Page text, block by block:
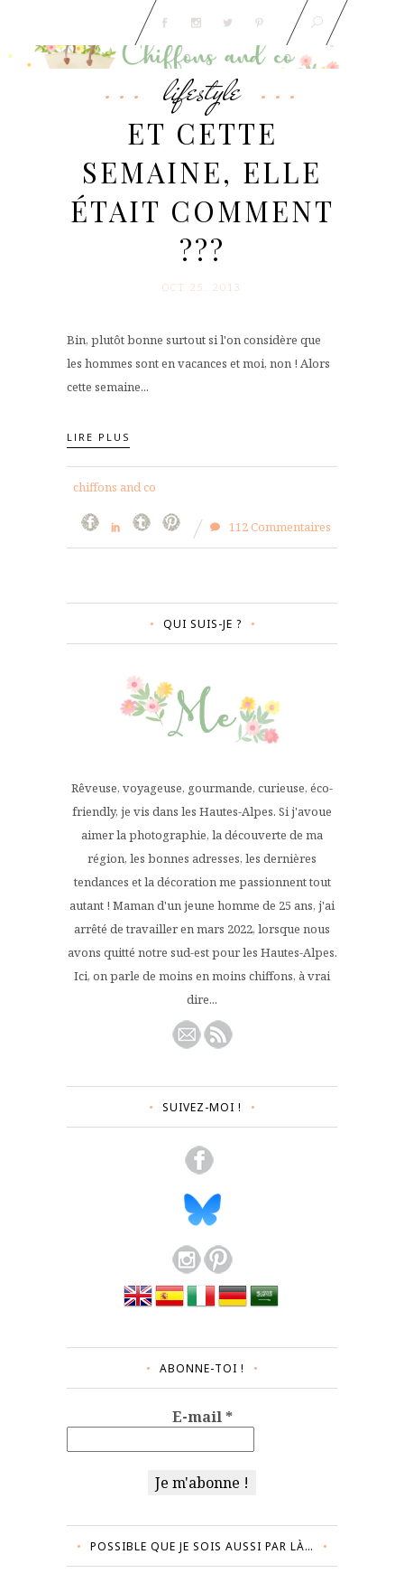
lifestyle
ET CETTE
SEMAINE, ELLE
ÉTAIT COMMENT
???
OCT 25. 2013
Bin, plutôt bonne surtout si l'on considère que
les hommes sont en vacances et moi, non ! Alors
cette semaine...
LIRE PLUS
chiffons and co
112 Commentaires
QUI SUIS-JE ?
Rêveuse, voyageuse, gourmande, curieuse, éco-
friendly, je vis dans les Hautes-Alpes. Si j'avoue
aimer la photographie, la découverte de ma
région, les bonnes adresses, les dernières
tendances et la décoration me passionnent tout
autant ! Maman d'un jeune homme de 25 ans, j'ai
arrêté de travailler en mars 2022, lorsque nous
avons quitté notre sud-est pour les Hautes-Alpes.
Ici, on parle de moins en moins chiffons, à vrai
dire...
SUIVEZ-MOI !
ABONNE-TOI !
E-mail*
POSSIBLE QUE JE SOIS AUSSI PAR LÀ…